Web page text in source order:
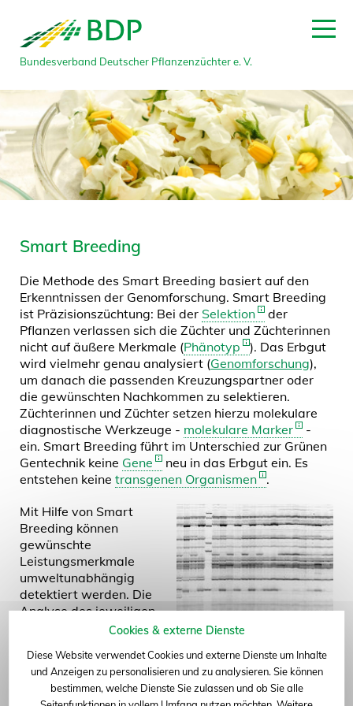
Bundesverband Deutscher Pflanzenzüchter e. V.
Smart Breeding
Die Methode des Smart Breeding basiert auf den
Erkenntnissen der Genomforschung. Smart Breeding
ist Präzisionszüchtung: Bei der Selektion
der
Pflanzen verlassen sich die Züchter und Züchterinnen
nicht auf äußere Merkmale (Phänotyp
). Das Erbgut
wird vielmehr genau analysiert (Genomforschung),
um danach die passenden Kreuzungspartner oder
die gewünschten Nachkommen zu selektieren.
Züchterinnen und Züchter setzen hierzu molekulare
diagnostische Werkzeuge - molekulare Marker
-
ein. Smart Breeding führt im Unterschied zur Grünen
Gentechnik keine Gene
neu in das Erbgut ein. Es
entstehen keine transgenen Organismen .
Markeranalyse verschiedener
Pflanzen
Mit Hilfe von Smart
Breeding können
gewünschte
Leistungsmerkmale
umweltunabhängig
detektiert werden. Die
Analyse des jeweiligen
Merkmals erfolgt schnell
automatisieren, so dass
sie mit hohem Probendurchsatz erfolgen kann.
Merkmale können darüber hinaus in frühen
Cookies & externe Dienste
Diese Website verwendet Cookies und externe Dienste um Inhalte
und Anzeigen zu personalisieren und zu analysieren. Sie können
bestimmen, welche Dienste Sie zulassen und ob Sie alle